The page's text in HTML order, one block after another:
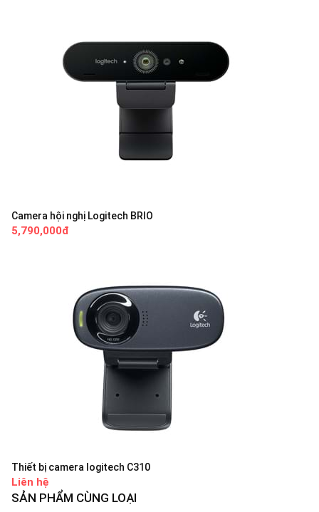
Camera hội nghị Logitech BRIO
5,790,000đ
Thiết bị camera logitech C310
Liên hệ
SẢN PHẨM CÙNG LOẠI